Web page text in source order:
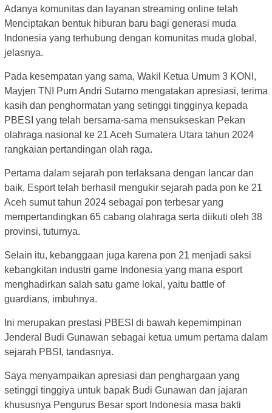
Adanya komunitas dan layanan streaming online telah
Menciptakan bentuk hiburan baru bagi generasi muda
Indonesia yang terhubung dengan komunitas muda global,
jelasnya.
Pada kesempatan yang sama, Wakil Ketua Umum 3 KONI,
Mayjen TNI Purn Andri Sutarno mengatakan apresiasi, terima
kasih dan penghormatan yang setinggi tingginya kepada
PBESI yang telah bersama-sama mensukseskan Pekan
olahraga nasional ke 21 Aceh Sumatera Utara tahun 2024
rangkaian pertandingan olah raga.
Pertama dalam sejarah pon terlaksana dengan lancar dan
baik, Esport telah berhasil mengukir sejarah pada pon ke 21
Aceh sumut tahun 2024 sebagai pon terbesar yang
mempertandingkan 65 cabang olahraga serta diikuti oleh 38
provinsi, tuturnya.
Selain itu, kebanggaan juga karena pon 21 menjadi saksi
kebangkitan industri game Indonesia yang mana esport
menghadirkan salah satu game lokal, yaitu battle of
guardians, imbuhnya.
Ini merupakan prestasi PBESI di bawah kepemimpinan
Jenderal Budi Gunawan sebagai ketua umum pertama dalam
sejarah PBSI, tandasnya.
Saya menyampaikan apresiasi dan penghargaan yang
setinggi tinggiya untuk bapak Budi Gunawan dan jajaran
khususnya Pengurus Besar sport Indonesia masa bakti